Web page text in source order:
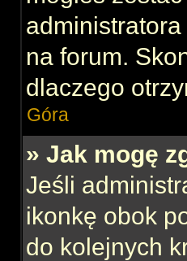
na forum.
dlaczego
Góra
» Jak mogę
Jeśli
ikonkę obok
do kolejnych